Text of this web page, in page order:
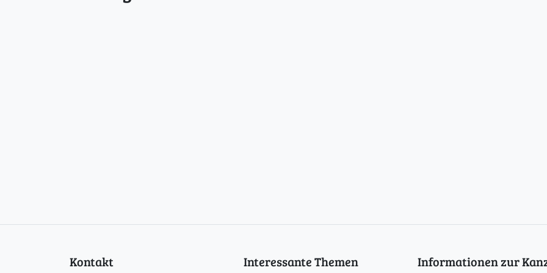
Kontakt Interessante Themen Informationen zur